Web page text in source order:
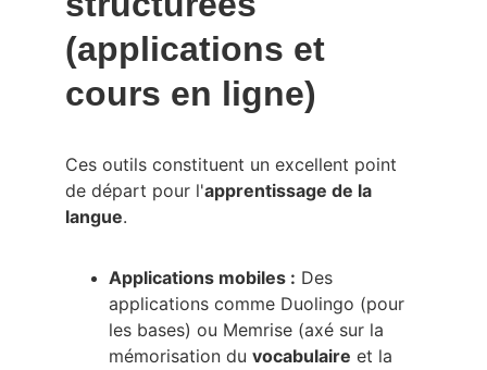
(applications et
cours en ligne)
Ces outils constituent un excellent point
de départ pour l'apprentissage de la
langue.
Applications mobiles : Des
applications comme Duolingo (pour
les bases) ou Memrise (axé sur la
mémorisation du vocabulaire et la